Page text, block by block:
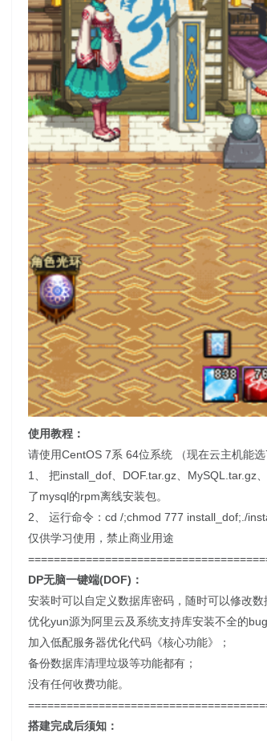
使用教程：
请使用CentOS 7系 64位系统 （现在云主机能
1、 把install_dof、DOF.tar.gz、MySQL.tar.gz
了mysql的rpm离线安装包。
2、 运行命令：cd /;chmod 777 install_dof;./
仅供学习使用，禁止商业用途
DP无脑一键端(DOF)：
安装时可以自定义数据库密码，随时可以修改数
优化yun源为阿里云及系统支持库安装不全的bug
加入低配服务器优化代码《核心功能》；
备份数据库清理垃圾等功能都有；
没有任何收费功能。
搭建完成后须知：